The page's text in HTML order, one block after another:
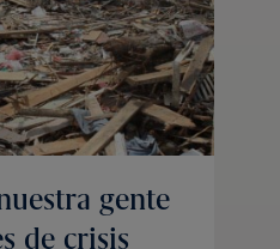
gente
de crisis